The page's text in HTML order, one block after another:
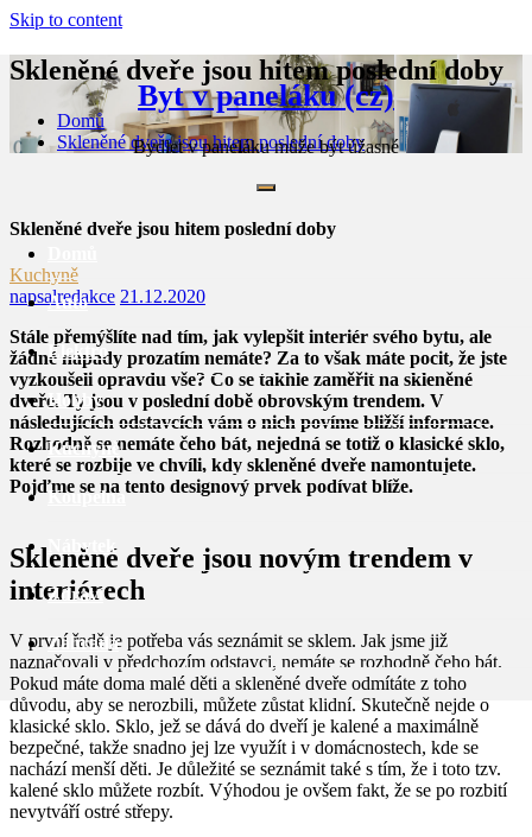
Skip to content
Byt v paneláku (cz)
Bydlet v paneláku může být úžasné
Auto
Elektro
Hobby
Kuchyně
Koupelna
Nábytek
Zdraví
Zahrada
Skleněné dveře jsou hitem poslední doby
Domů
Skleněné dveře jsou hitem poslední doby
Skleněné dveře jsou hitem poslední doby
Kuchyně
napsalredakce 21.12.2020
Stále přemýšlíte nad tím, jak vylepšit interiér svého bytu, ale
žádné nápady prozatím nemáte? Za to však máte pocit, že jste
vyzkoušeli opravdu vše? Co se takhle zaměřit na skleněné
dveře. Ty jsou v poslední době obrovským trendem. V
následujících odstavcích vám o nich povíme bližší informace.
Rozhodně se nemáte čeho bát, nejedná se totiž o klasické sklo,
které se rozbije ve chvíli, kdy skleněné dveře namontujete.
Pojďme se na tento designový prvek podívat blíže.
Skleněné dveře jsou novým trendem v
interiérech
V první řadě je potřeba vás seznámit se sklem. Jak jsme již
naznačovali v předchozím odstavci, nemáte se rozhodně čeho bát.
Pokud máte doma malé děti a skleněné dveře odmítáte z toho
důvodu, aby se nerozbili, můžete zůstat klidní. Skutečně nejde o
klasické sklo. Sklo, jež se dává do dveří je kalené a maximálně
bezpečné, takže snadno jej lze využít i v domácnostech, kde se
nachází menší děti. Je důležité se seznámit také s tím, že i toto tzv.
kalené sklo můžete rozbít. Výhodou je ovšem fakt, že se po rozbití
nevytváří ostré střepy.